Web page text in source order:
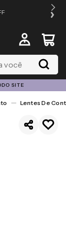
SITE
Lentes De